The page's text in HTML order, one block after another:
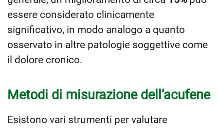
essere considerato clinicamente
significativo, in modo analogo a quanto
osservato in altre patologie soggettive come
il dolore cronico.
Metodi di misurazione dell’acufene
Esistono vari strumenti per valutare